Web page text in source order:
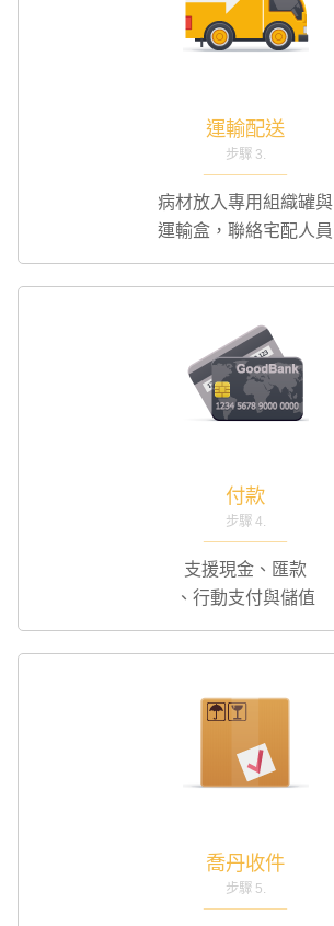
運輸配送
步驟 3.
病材放入專用組織罐與
運輸盒，聯絡宅配人員
付款
步驟 4.
支援現金、匯款
、行動支付與儲值
喬丹收件
步驟 5.